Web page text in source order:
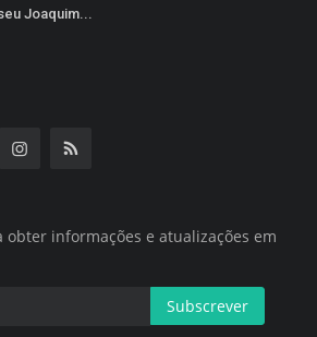
Joaquim...
obter informações e atualizações em
Subscrever